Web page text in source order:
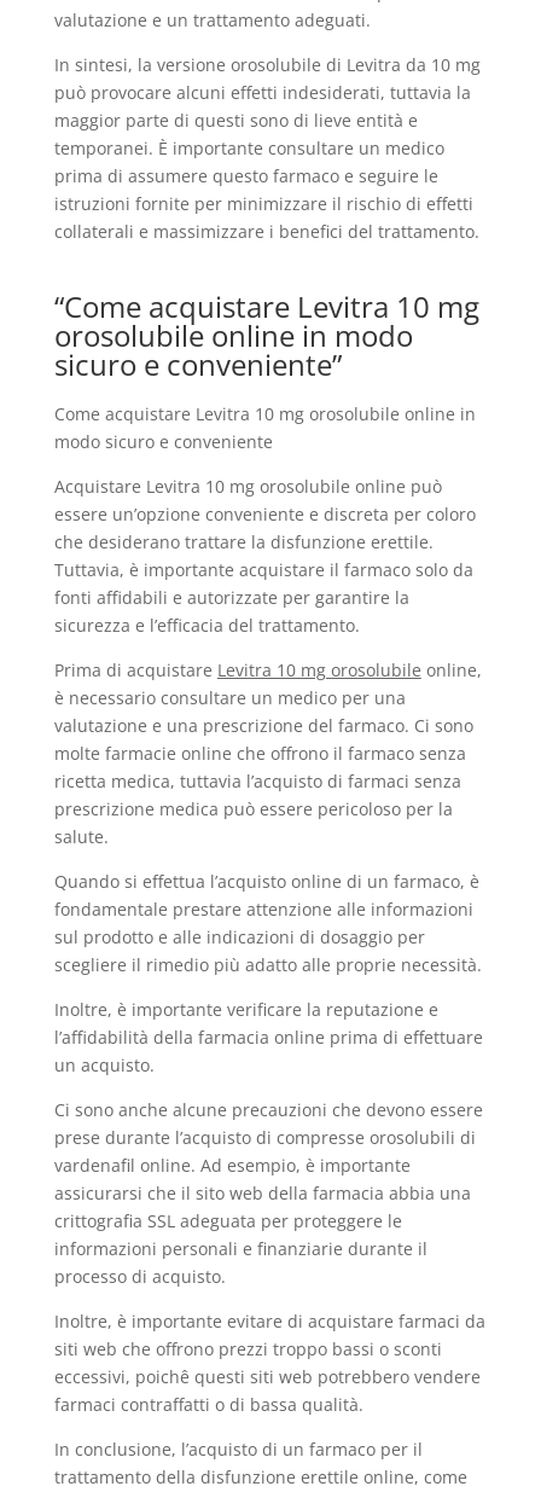
valutazione e un trattamento adeguati.
In sintesi, la versione orosolubile di Levitra da 10 mg
può provocare alcuni effetti indesiderati, tuttavia la
maggior parte di questi sono di lieve entità e
temporanei. È importante consultare un medico
prima di assumere questo farmaco e seguire le
istruzioni fornite per minimizzare il rischio di effetti
collaterali e massimizzare i benefici del trattamento.
“Come acquistare Levitra 10 mg
orosolubile online in modo
sicuro e conveniente”
Come acquistare Levitra 10 mg orosolubile online in
modo sicuro e conveniente
Acquistare Levitra 10 mg orosolubile online può
essere un’opzione conveniente e discreta per coloro
che desiderano trattare la disfunzione erettile.
Tuttavia, è importante acquistare il farmaco solo da
fonti affidabili e autorizzate per garantire la
sicurezza e l’efficacia del trattamento.
Prima di acquistare Levitra 10 mg orosolubile online,
è necessario consultare un medico per una
valutazione e una prescrizione del farmaco. Ci sono
molte farmacie online che offrono il farmaco senza
ricetta medica, tuttavia l’acquisto di farmaci senza
prescrizione medica può essere pericoloso per la
salute.
Quando si effettua l’acquisto online di un farmaco, è
fondamentale prestare attenzione alle informazioni
sul prodotto e alle indicazioni di dosaggio per
scegliere il rimedio più adatto alle proprie necessità.
Inoltre, è importante verificare la reputazione e
l’affidabilità della farmacia online prima di effettuare
un acquisto.
Ci sono anche alcune precauzioni che devono essere
prese durante l’acquisto di compresse orosolubili di
vardenafil online. Ad esempio, è importante
assicurarsi che il sito web della farmacia abbia una
crittografia SSL adeguata per proteggere le
informazioni personali e finanziarie durante il
processo di acquisto.
Inoltre, è importante evitare di acquistare farmaci da
siti web che offrono prezzi troppo bassi o sconti
eccessivi, poichê questi siti web potrebbero vendere
farmaci contraffatti o di bassa qualità.
In conclusione, l’acquisto di un farmaco per il
trattamento della disfunzione erettile online, come